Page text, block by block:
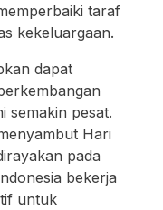
taraf
kekeluargaan.
dapat
semakin pesat.
Hari
pada
bekerja
untuk